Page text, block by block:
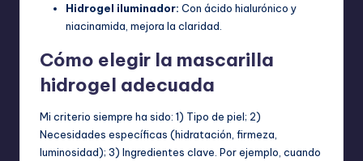
Hidrogel iluminador: Con ácido hialurónico y
niacinamida, mejora la claridad.
Cómo elegir la mascarilla
hidrogel adecuada
Mi criterio siempre ha sido: 1) Tipo de piel; 2)
Necesidades específicas (hidratación, firmeza,
luminosidad); 3) Ingredientes clave. Por ejemplo, cuando